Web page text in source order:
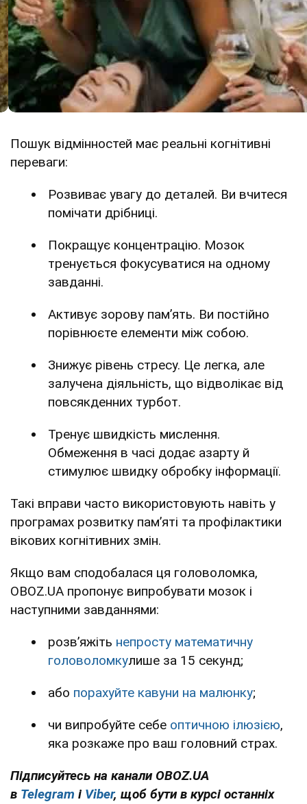
Пошук відмінностей має реальні когнітивні
переваги:
Розвиває увагу до деталей. Ви вчитеся
помічати дрібниці.
Покращує концентрацію. Мозок
тренується фокусуватися на одному
завданні.
Активує зорову пам’ять. Ви постійно
порівнюєте елементи між собою.
Знижує рівень стресу. Це легка, але
залучена діяльність, що відволікає від
повсякденних турбот.
Тренує швидкість мислення.
Обмеження в часі додає азарту й
стимулює швидку обробку інформації.
Такі вправи часто використовують навіть у
програмах розвитку пам’яті та профілактики
вікових когнітивних змін.
Якщо вам сподобалася ця головоломка,
OBOZ.UA пропонує випробувати мозок і
наступними завданнями:
розв’яжіть непросту математичну
головоломкулише за 15 секунд;
або порахуйте кавуни на малюнку;
чи випробуйте себе оптичною ілюзією,
яка розкаже про ваш головний страх.
Підписуйтесь на канали OBOZ.UA
в Telegram і Viber, щоб бути в курсі останніх